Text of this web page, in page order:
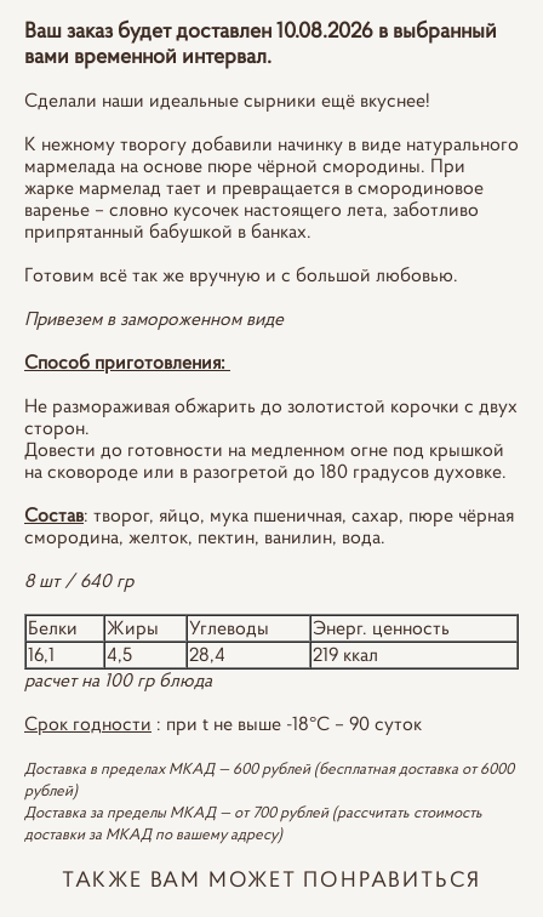
Ваш заказ будет доставлен 10.08.2026 в выбранный
вами временной интервал.
Сделали наши идеальные сырники ещё вкуснее!
К нежному творогу добавили начинку в виде натурального
мармелада на основе пюре чёрной смородины. При
жарке мармелад тает и превращается в смородиновое
варенье – словно кусочек настоящего лета, заботливо
припрятанный бабушкой в банках.
Готовим всё так же вручную и с большой любовью.
Привезем в замороженном виде
Способ приготовления:
Не размораживая обжарить до золотистой корочки с двух
сторон.
Довести до готовности на медленном огне под крышкой
на сковороде или в разогретой до 180 градусов духовке.
Состав: творог, яйцо, мука пшеничная, сахар, пюре чёрная
смородина, желток, пектин, ванилин, вода.
8 шт / 640 гр
Белки Жиры Углеводы
Энерг. ценность
16,1
4,5 28,4
219 ккал
расчет на 100 гр блюда
Срок годности : при t не выше -18°С – 90 суток
Доставка в пределах МКАД — 600 рублей (бесплатная доставка от 6000
рублей)
Доставка за пределы МКАД — от 700 рублей (рассчитать стоимость
доставки за МКАД по вашему адресу)
ТАКЖЕ ВАМ МОЖЕТ ПОНРАВИТЬСЯ